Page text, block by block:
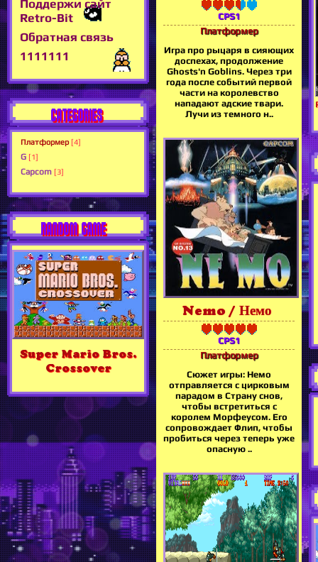
Поддержи сайт
Retro-Bit
Обратная связь
1111111
CATEGORIES
Платформер [4]
G [1]
Capcom [3]
RANDOM GAME
Super Mario Bros.
Crossover
CPS1
Платформер
Игра про рыцаря в сияющих
доспехах, продолжение
Ghosts'n Goblins. Через три
года после событий первой
части на королевство
нападают адские твари.
Лучи из темного н..
Nemo / Немо
CPS1
Платформер
Сюжет игры: Немо
отправляется с цирковым
парадом в Страну снов,
чтобы встретиться с
королем Морфеусом. Его
сопровождает Флип, чтобы
пробиться через теперь уже
опасную ..